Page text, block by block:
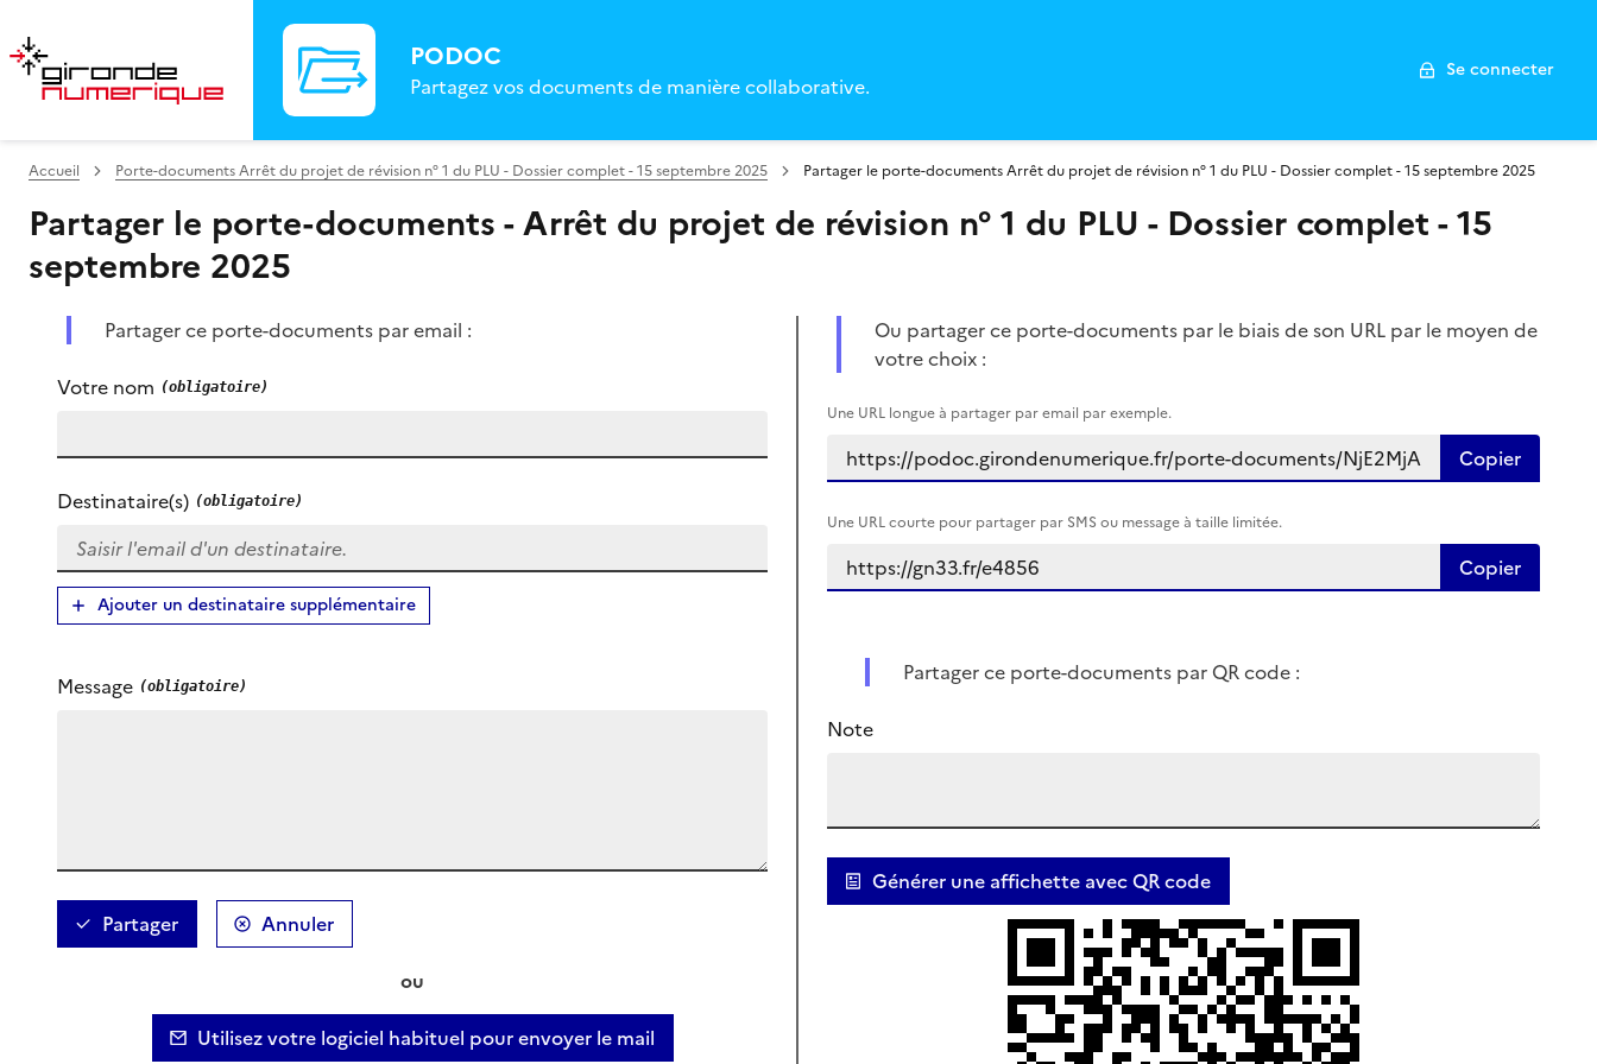
PODOC
Partagez vos documents de manière collaborative.
Se connecter
Accueil Porte-documents Arrêt du projet de révision n° 1 du PLU - Dossier complet - 15 septembre 2025 Partager le porte-documents Arrêt du projet de révision n° 1 du PLU - Dossier complet - 15 septembre 2025
Partager le porte-documents - Arrêt du projet de révision n° 1 du PLU - Dossier complet - 15
septembre 2025
Partager ce porte-documents par email :
Votre nom
Destinataire(s)
Ajouter un destinataire supplémentaire
Message
Partager
Annuler
ou
Utilisez votre logiciel habituel pour envoyer le mail
Ou partager ce porte-documents par le biais de son URL par le moyen de
votre choix :
Une URL longue à partager par email par exemple.
Copier
Une URL courte pour partager par SMS ou message à taille limitée.
Copier
Partager ce porte-documents par QR code :
Note
Générer une affichette avec QR code